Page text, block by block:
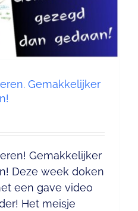
Gemakkelijker
Gemakkelijker
Deze week doken
een gave video
Het meisje